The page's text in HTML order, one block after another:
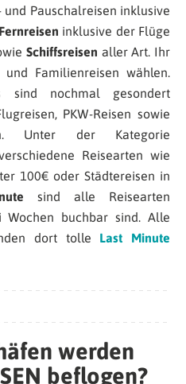
Pauschalreisen inklusive
inklusive der Flüge
Schiffsreisen aller Art. Ihr
und Familienreisen wählen.
sind nochmal gesondert
PKW-Reisen sowie
Unter der Kategorie
Reisearten wie
100€ oder Städtereisen in
sind alle Reisearten
buchbar sind. Alle
dort tolle Last Minute
werden
beflogen?